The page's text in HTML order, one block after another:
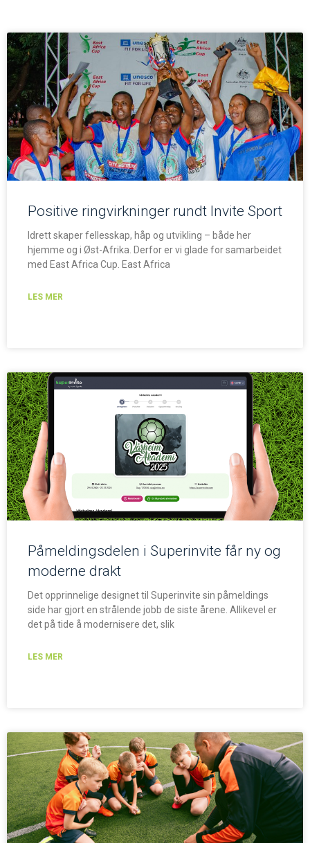
Positive ringvirkninger rundt Invite Sport
Idrett skaper fellesskap, håp og utvikling – både her
hjemme og i Øst-Afrika. Derfor er vi glade for samarbeidet
med East Africa Cup. East Africa
LES MER
Påmeldingsdelen i Superinvite får ny og
moderne drakt
Det opprinnelige designet til Superinvite sin påmeldings
side har gjort en strålende jobb de siste årene. Allikevel er
det på tide å modernisere det, slik
LES MER